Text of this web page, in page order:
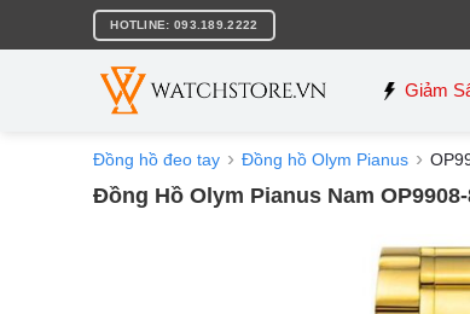
nội
HOTLINE: 093.189.2222
Giảm
Đồng hồ đeo tay Đồng hồ Olym Pianus
Đồng Hồ Olym Pianus Nam